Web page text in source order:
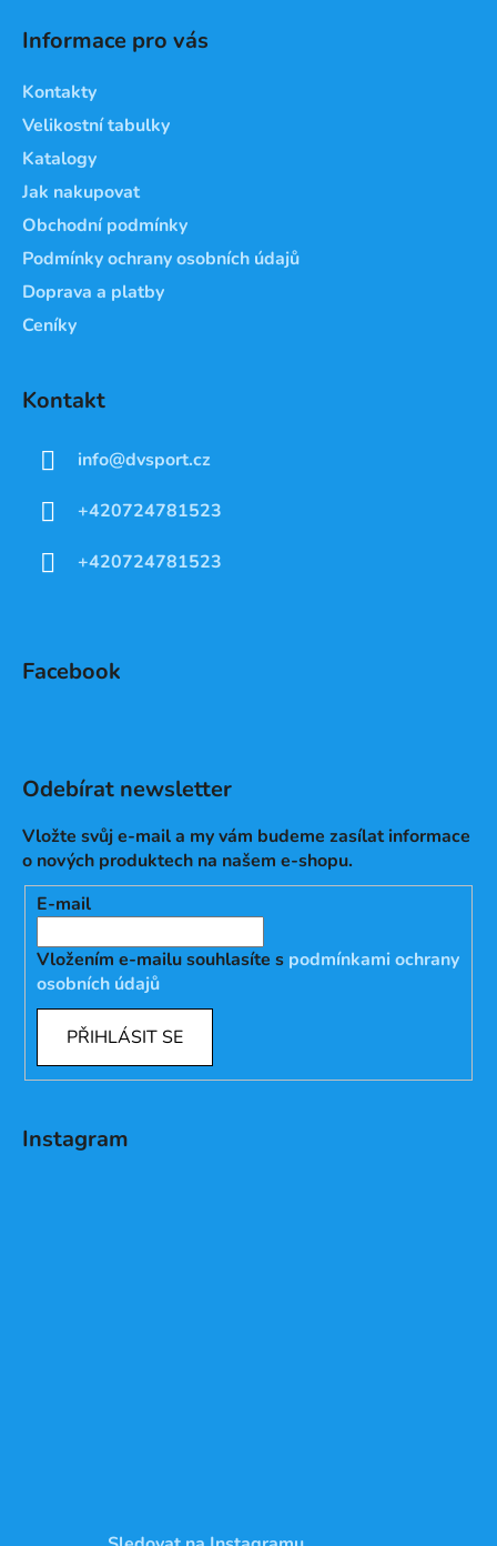
Informace pro vás
Kontakty
Velikostní tabulky
Katalogy
Jak nakupovat
Obchodní podmínky
Podmínky ochrany osobních údajů
Doprava a platby
Ceníky
Kontakt
info@dvsport.cz
+420724781523
+420724781523
Facebook
Odebírat newsletter
Vložte svůj e-mail a my vám budeme zasílat informace
o nových produktech na našem e-shopu.
E-mail
Vložením e-mailu souhlasíte s podmínkami ochrany
osobních údajů
PŘIHLÁSIT SE
Instagram